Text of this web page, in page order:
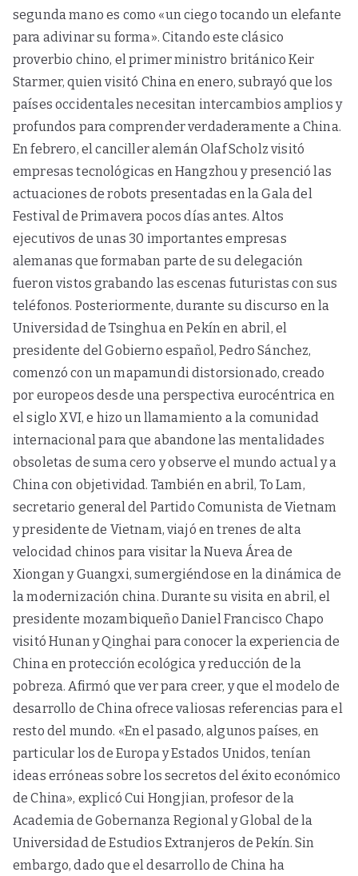
segunda mano es como «un ciego tocando un elefante
para adivinar su forma». Citando este clásico
proverbio chino, el primer ministro británico Keir
Starmer, quien visitó China en enero, subrayó que los
países occidentales necesitan intercambios amplios y
profundos para comprender verdaderamente a China.
En febrero, el canciller alemán Olaf Scholz visitó
empresas tecnológicas en Hangzhou y presenció las
actuaciones de robots presentadas en la Gala del
Festival de Primavera pocos días antes. Altos
ejecutivos de unas 30 importantes empresas
alemanas que formaban parte de su delegación
fueron vistos grabando las escenas futuristas con sus
teléfonos. Posteriormente, durante su discurso en la
Universidad de Tsinghua en Pekín en abril, el
presidente del Gobierno español, Pedro Sánchez,
comenzó con un mapamundi distorsionado, creado
por europeos desde una perspectiva eurocéntrica en
el siglo XVI, e hizo un llamamiento a la comunidad
internacional para que abandone las mentalidades
obsoletas de suma cero y observe el mundo actual y a
China con objetividad. También en abril, To Lam,
secretario general del Partido Comunista de Vietnam
y presidente de Vietnam, viajó en trenes de alta
velocidad chinos para visitar la Nueva Área de
Xiongan y Guangxi, sumergiéndose en la dinámica de
la modernización china. Durante su visita en abril, el
presidente mozambiqueño Daniel Francisco Chapo
visitó Hunan y Qinghai para conocer la experiencia de
China en protección ecológica y reducción de la
pobreza. Afirmó que ver para creer, y que el modelo de
desarrollo de China ofrece valiosas referencias para el
resto del mundo. «En el pasado, algunos países, en
particular los de Europa y Estados Unidos, tenían
ideas erróneas sobre los secretos del éxito económico
de China», explicó Cui Hongjian, profesor de la
Academia de Gobernanza Regional y Global de la
Universidad de Estudios Extranjeros de Pekín. Sin
embargo, dado que el desarrollo de China ha